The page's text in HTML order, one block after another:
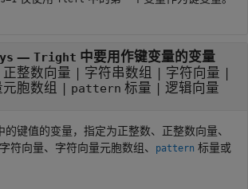
— Tright 中要用作键变量的变量
正整数向量 | 字符串数组 | 字符向量 |
胞数组 | pattern 标量 | 逻辑向量
的键值的变量，指定为正整数、正整数向量、
符向量、字符向量元胞数组、
pattern 标量或